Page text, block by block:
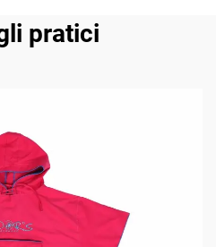
pratici